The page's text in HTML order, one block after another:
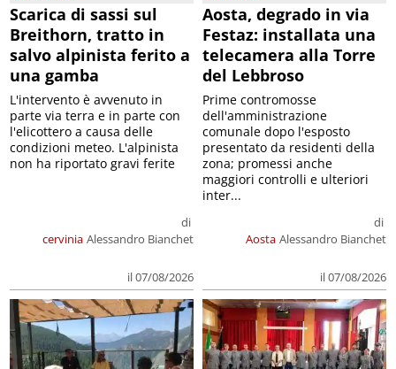
Scarica di sassi sul
Breithorn, tratto in
salvo alpinista ferito a
una gamba
cervinia
di
Alessandro Bianchet
il 07/08/2026
L'intervento è avvenuto in
parte via terra e in parte con
l'elicottero a causa delle
condizioni meteo. L'alpinista
non ha riportato gravi ferite
Aosta, degrado in via
Festaz: installata una
telecamera alla Torre
del Lebbroso
Aosta
di
Alessandro Bianchet
il 07/08/2026
Prime contromosse
dell'amministrazione
comunale dopo l'esposto
presentato da residenti della
zona; promessi anche
maggiori controlli e ulteriori
inter...